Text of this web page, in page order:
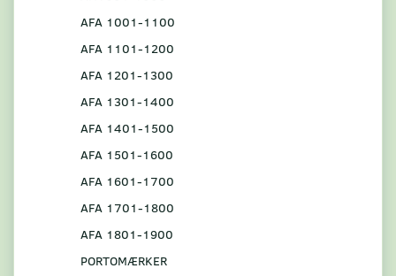
AFA 1001-1100
AFA 1101-1200
AFA 1201-1300
AFA 1301-1400
AFA 1401-1500
AFA 1501-1600
AFA 1601-1700
AFA 1701-1800
AFA 1801-1900
PORTOMÆRKER